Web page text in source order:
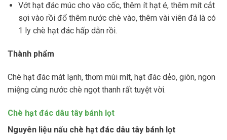
Vớt hạt đác múc cho vào cốc, thêm ít hạt é, thêm mít cắt
sợi vào rồi đổ thêm nước chè vào, thêm vài viên đá là có
1 ly chè hạt đác hấp dẫn rồi.
Thành phẩm
Chè hạt đác mát lạnh, thơm mùi mít, hạt đác dẻo, giòn, ngon
miệng cùng nước chè ngọt thanh rất tuyệt vời.
Chè hạt đác dâu tây bánh lọt
Nguyên liệu nấu chè hạt đác dâu tây bánh lọt